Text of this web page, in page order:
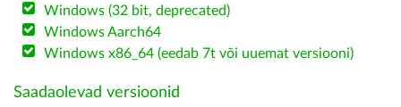
Windows (32 bit, deprecated)
Windows Aarch64
Windows x86_64 (eedab 7t või uuemat versiooni)
Saadaolevad versioonid